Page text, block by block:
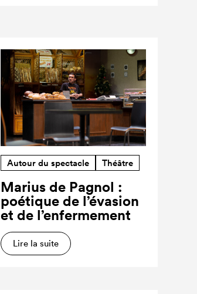
Autour du spectacle Théâtre
Marius de Pagnol :
poétique de l’évasion
et de l’enfermement
Lire la suite